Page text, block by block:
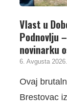
Vlast u
Podnovlju
novinarku
6. Avgusta 2026.
Ovaj
Brestovac